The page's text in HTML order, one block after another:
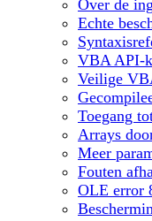
Over de
Echte
VBA API-
Veilige
Toegang
Arrays
Meer
Fouten
OLE error